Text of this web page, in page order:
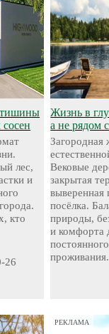
тишины
лес,
и
кто
26
Жизнь в
а не рядом
Загородная
Вековые
закрытая
выверенная
посёлка.
природы,
и комфорта
постоянного
проживания.
РЕКЛАМА